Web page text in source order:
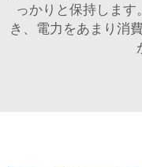
っかりと保持しま
き、電力をあまり消